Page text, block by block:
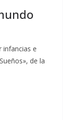
infancias e
de la